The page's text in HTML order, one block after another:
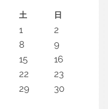
土 日
1
2
8
9
15
16
22
23
29
30